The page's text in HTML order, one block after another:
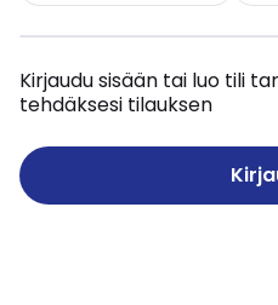
Kirjaudu sisään tai luo tili
tehdäksesi tilauksen